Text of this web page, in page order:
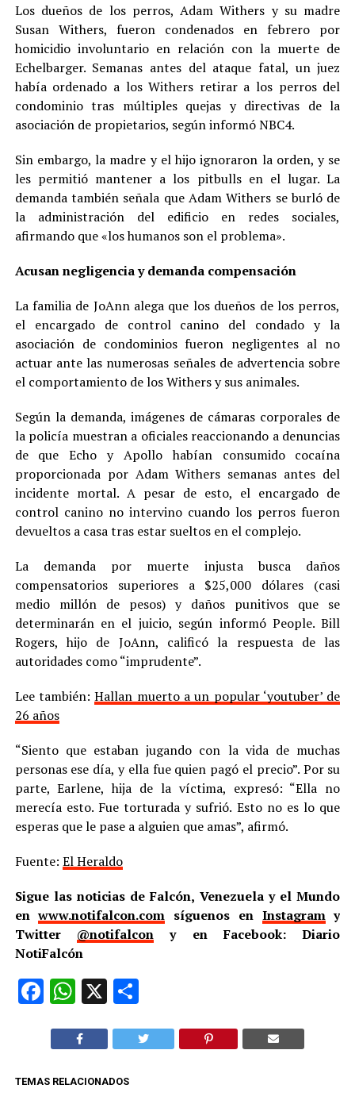
Los dueños de los perros, Adam Withers y su madre
Susan Withers, fueron condenados en febrero por
homicidio involuntario en relación con la muerte de
Echelbarger. Semanas antes del ataque fatal, un juez
había ordenado a los Withers retirar a los perros del
condominio tras múltiples quejas y directivas de la
asociación de propietarios, según informó NBC4.
Sin embargo, la madre y el hijo ignoraron la orden, y se
les permitió mantener a los pitbulls en el lugar. La
demanda también señala que Adam Withers se burló de
la administración del edificio en redes sociales,
afirmando que «los humanos son el problema».
Acusan negligencia y demanda compensación
La familia de JoAnn alega que los dueños de los perros,
el encargado de control canino del condado y la
asociación de condominios fueron negligentes al no
actuar ante las numerosas señales de advertencia sobre
el comportamiento de los Withers y sus animales.
Según la demanda, imágenes de cámaras corporales de
la policía muestran a oficiales reaccionando a denuncias
de que Echo y Apollo habían consumido cocaína
proporcionada por Adam Withers semanas antes del
incidente mortal. A pesar de esto, el encargado de
control canino no intervino cuando los perros fueron
devueltos a casa tras estar sueltos en el complejo.
La demanda por muerte injusta busca daños
compensatorios superiores a $25,000 dólares (casi
medio millón de pesos) y daños punitivos que se
determinarán en el juicio, según informó People. Bill
Rogers, hijo de JoAnn, calificó la respuesta de las
autoridades como “imprudente”.
Lee también:Hallan muerto a un popular ‘youtuber’ de
26 años
“Siento que estaban jugando con la vida de muchas
personas ese día, y ella fue quien pagó el precio”. Por su
parte, Earlene, hija de la víctima, expresó: “Ella no
merecía esto. Fue torturada y sufrió. Esto no es lo que
esperas que le pase a alguien que amas”, afirmó.
Fuente: El Heraldo
Sigue las noticias de Falcón, Venezuela y el Mundo
enwww.notifalcon.com síguenos en Instagramy
Twitter @notifalcon y en Facebook: Diario
NotiFalcón
Facebook
WhatsApp
X Compartir
TEMAS RELACIONADOS